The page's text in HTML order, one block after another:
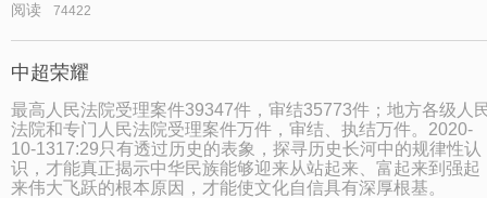
阅读 74422
中超荣耀
最高人民法院受理案件39347件，审结35773件；地方各级人
法院和专门人民法院受理案件万件，审结、执结万件。2020-
10-1317:29只有透过历史的表象，探寻历史长河中的规律性认
识，才能真正揭示中华民族能够迎来从站起来、富起来到强起
来伟大飞跃的根本原因，才能使文化自信具有深厚根基。